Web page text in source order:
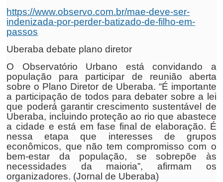
https://www.observo.com.br/mae-deve-ser-
indenizada-por-perder-batizado-de-filho-em-
passos
Uberaba debate plano diretor
O Observatório Urbano está convidando a
população para participar de reunião aberta
sobre o Plano Diretor de Uberaba. “É importante
a participação de todos para debater sobre a lei
que poderá garantir crescimento sustentável de
Uberaba, incluindo proteção ao rio que abastece
a cidade e está em fase final de elaboração. É
nessa etapa que interesses de grupos
econômicos, que não tem compromisso com o
bem-estar da população, se sobrepõe às
necessidades da maioria”, afirmam os
organizadores. (Jornal de Uberaba)